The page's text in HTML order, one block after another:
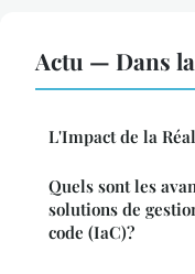
Actu — Dans
L'Impact de la
Quels sont les
solutions de
code (IaC)?